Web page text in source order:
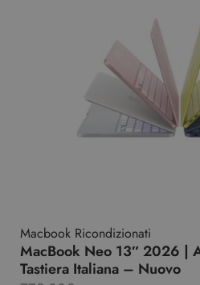
Macbook Ricondizionati
MacBook Neo 13″ 2026 |
Tastiera Italiana – Nuovo